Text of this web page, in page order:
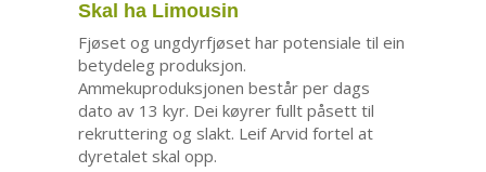
Skal ha Limousin
Fjøset og ungdyrfjøset har potensiale til ein
betydeleg produksjon.
Ammekuproduksjonen består per dags
dato av 13 kyr. Dei køyrer fullt påsett til
rekruttering og slakt. Leif Arvid fortel at
dyretalet skal opp.